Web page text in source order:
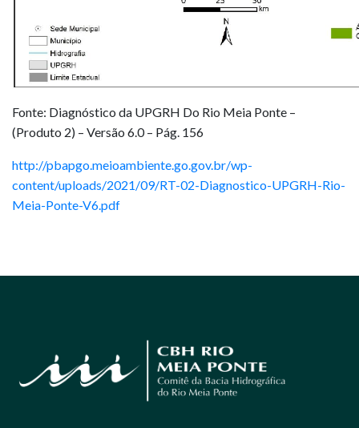
Fonte: Diagnóstico da UPGRH Do Rio Meia Ponte –
(Produto 2) – Versão 6.0 – Pág. 156
http://pbapgo.meioambiente.go.gov.br/wp-
content/uploads/2021/09/RT-02-Diagnostico-UPGRH-Rio-
Meia-Ponte-V6.pdf